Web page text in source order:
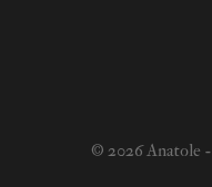
© 2026 Anatole -